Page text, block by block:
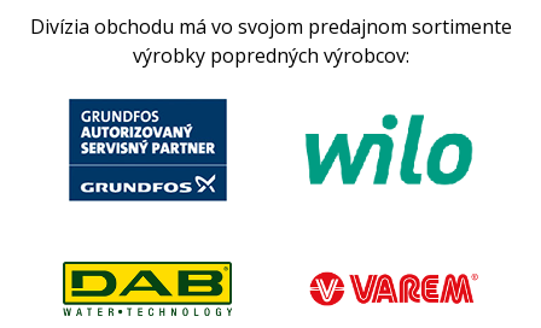
Divízia obchodu má vo svojom predajnom sortimente
výrobky popredných výrobcov: